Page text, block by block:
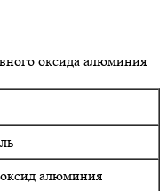
оксида алюминия
алюминия